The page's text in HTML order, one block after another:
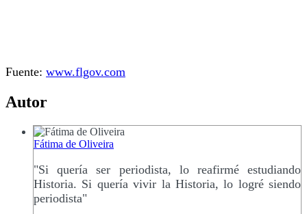
Fuente: www.flgov.com
Autor
Fátima de Oliveira
"Si quería ser periodista, lo reafirmé estudiando
Historia. Si quería vivir la Historia, lo logré siendo
periodista"